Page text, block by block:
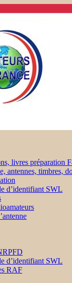
livres préparation
antennes, timbres,
d’identifiant SWL
d’identifiant SWL
RAF